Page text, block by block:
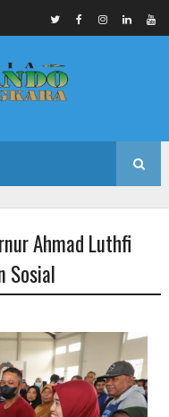
Ahmad Luthfi
Sosial